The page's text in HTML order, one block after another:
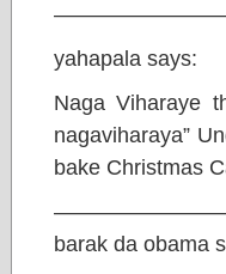
yahapala says:
Naga Viharaye
nagaviharaya”
bake Christmas
barak da obama